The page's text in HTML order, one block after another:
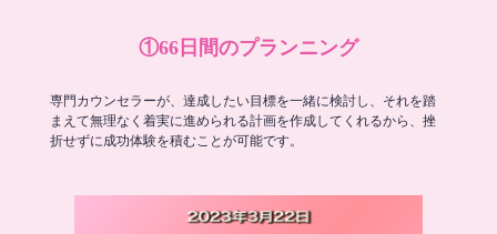
①66日間のプランニング
専門カウンセラーが、達成したい目標を一緒に検討し、それを踏
まえて無理なく着実に進められる計画を作成してくれるから、挫
折せずに成功体験を積むことが可能です。